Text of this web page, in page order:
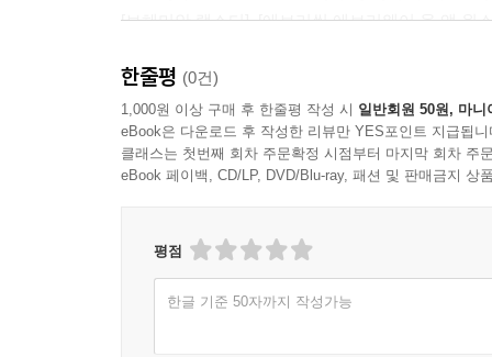
말아야 한다. 절벽으로 떨어지지 않고 까치발로라
--- p.264
개인적인 행복과 타인의 불행을 동시에 마주하는
--- p.272
[보헤미안 랩소디], [에브리씽 에브리웨어 올 앳 원
새벽부터 아침, 점심, 저녁으로 이어지는 일상의 쳇
[파친코], 영화 [에브리씽 에브리웨어 올 앳 원스],
애정이 느껴지고, 번역가로 자리 잡기 전까지 지
“나를 사랑하고 아끼는 사람의 말을 더 귀담아들
여기고 내 인생에 지분 한 톨 없는 사람들이 하는
있나.”(89~90쪽)
한줄평 (0건)
1,000원 이상 구매 후 한줄평 작성 시 일반회원 50원, 마니
eBook은 다운로드 후 작성한 리뷰만 YES포인트 지급됩니
클래스는 첫번째 회차 주문확정 시점부터 마지막 회차 주
eBook 페이백, CD/LP, DVD/Blu-ray, 패션 및 판매금지 상
평점
한글 기준 50자까지 작성가능